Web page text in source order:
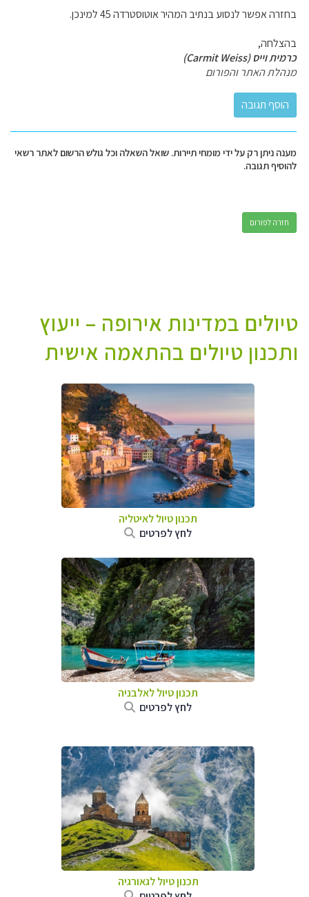
בחזרה אפשר לנסוע בנתיב המהיר אוטוסטרדה 45 למינכן.
בהצלחה,
כרמית וייס (Carmit Weiss)
מנהלת האתר והפורום
מענה ניתן רק על ידי מומחי תיירות. שואל השאלה וכל גולש הרשום לאתר רשאי
להוסיף תגובה.
חזרה לפורום
טיולים במדינות אירופה – ייעוץ
ותכנון טיולים בהתאמה אישית
תכנון טיול לאיטליה
לחץ לפרטים
תכנון טיול לאלבניה
לחץ לפרטים
תכנון טיול לגאורגיה